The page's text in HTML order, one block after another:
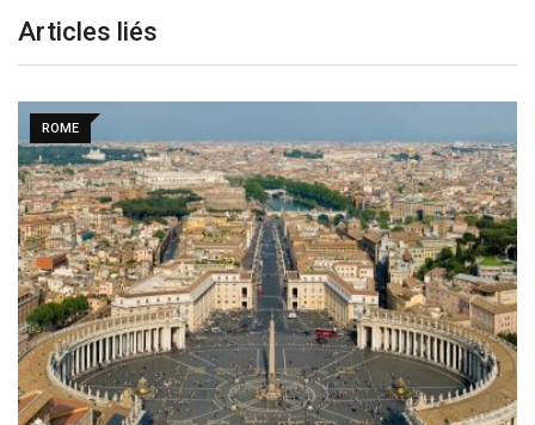
Articles liés
ROME